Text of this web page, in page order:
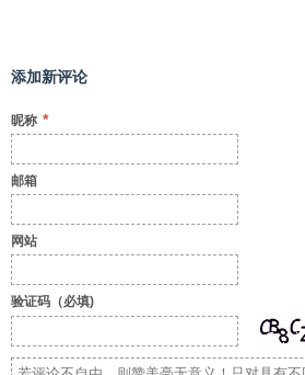
添加新评论
昵称 *
邮箱
网站
验证码（必填)